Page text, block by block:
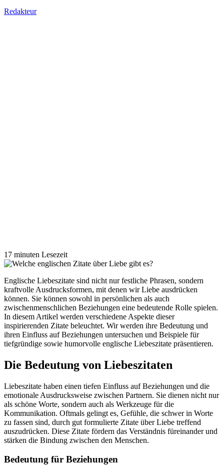
Redakteur
17 minuten Lesezeit
Englische Liebeszitate sind nicht nur festliche Phrasen, sondern
kraftvolle Ausdrucksformen, mit denen wir Liebe ausdrücken
können. Sie können sowohl in persönlichen als auch
zwischenmenschlichen Beziehungen eine bedeutende Rolle spielen.
In diesem Artikel werden verschiedene Aspekte dieser
inspirierenden Zitate beleuchtet. Wir werden ihre Bedeutung und
ihren Einfluss auf Beziehungen untersuchen und Beispiele für
tiefgründige sowie humorvolle englische Liebeszitate präsentieren.
Die Bedeutung von Liebeszitaten
Liebeszitate haben einen tiefen Einfluss auf Beziehungen und die
emotionale Ausdrucksweise zwischen Partnern. Sie dienen nicht nur
als schöne Worte, sondern auch als Werkzeuge für die
Kommunikation. Oftmals gelingt es, Gefühle, die schwer in Worte
zu fassen sind, durch gut formulierte Zitate über Liebe treffend
auszudrücken. Diese Zitate fördern das Verständnis füreinander und
stärken die Bindung zwischen den Menschen.
Bedeutung für Beziehungen